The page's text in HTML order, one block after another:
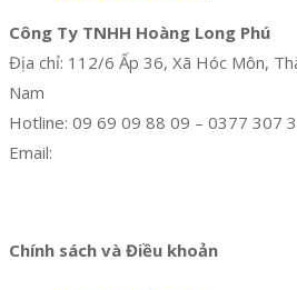
Công Ty TNHH Hoàng Long Phú
Địa chỉ: 112/6 Ấp 36, Xã Hóc Môn,
Nam
Hotline: 09 69 09 88 09 – 0377 307
Email:
Chính sách và Điều khoản